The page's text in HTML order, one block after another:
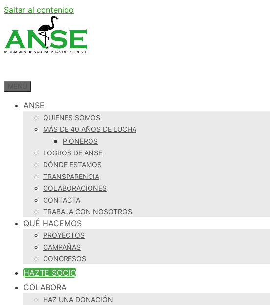
Saltar al contenido
ANSE
QUIENES SOMOS
MÁS DE 40 AÑOS DE LUCHA
PIONEROS
LOGROS DE ANSE
DÓNDE ESTAMOS
TRANSPARENCIA
COLABORACIONES
CONTACTA
TRABAJA CON NOSOTROS
QUÉ HACEMOS
PROYECTOS
CAMPAÑAS
CONGRESOS
HAZTE SOCIO
COLABORA
HAZ UNA DONACIÓN